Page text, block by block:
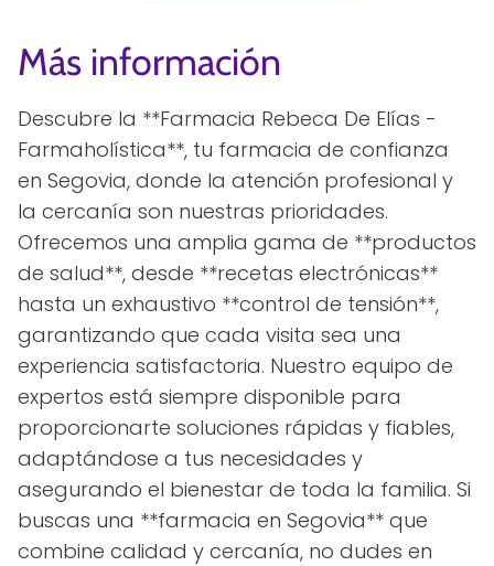
Más información
Descubre la **Farmacia Rebeca De Elías -
Farmaholística**, tu farmacia de confianza
en Segovia, donde la atención profesional y
la cercanía son nuestras prioridades.
Ofrecemos una amplia gama de **productos
de salud**, desde **recetas electrónicas**
hasta un exhaustivo **control de tensión**,
garantizando que cada visita sea una
experiencia satisfactoria. Nuestro equipo de
expertos está siempre disponible para
proporcionarte soluciones rápidas y fiables,
adaptándose a tus necesidades y
asegurando el bienestar de toda la familia. Si
buscas una **farmacia en Segovia** que
combine calidad y cercanía, no dudes en